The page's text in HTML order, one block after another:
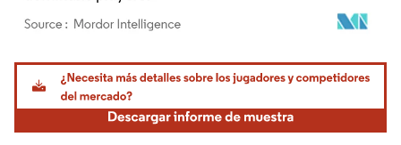
Imagen © Mordor Intelligence. El uso requiere atribución según CC BY 4.0.